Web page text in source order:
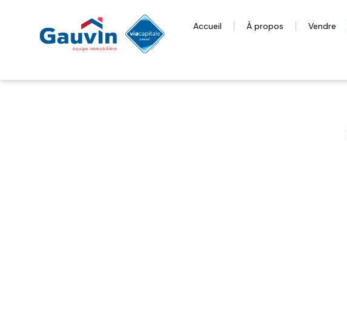
Accueil À propos Vendre